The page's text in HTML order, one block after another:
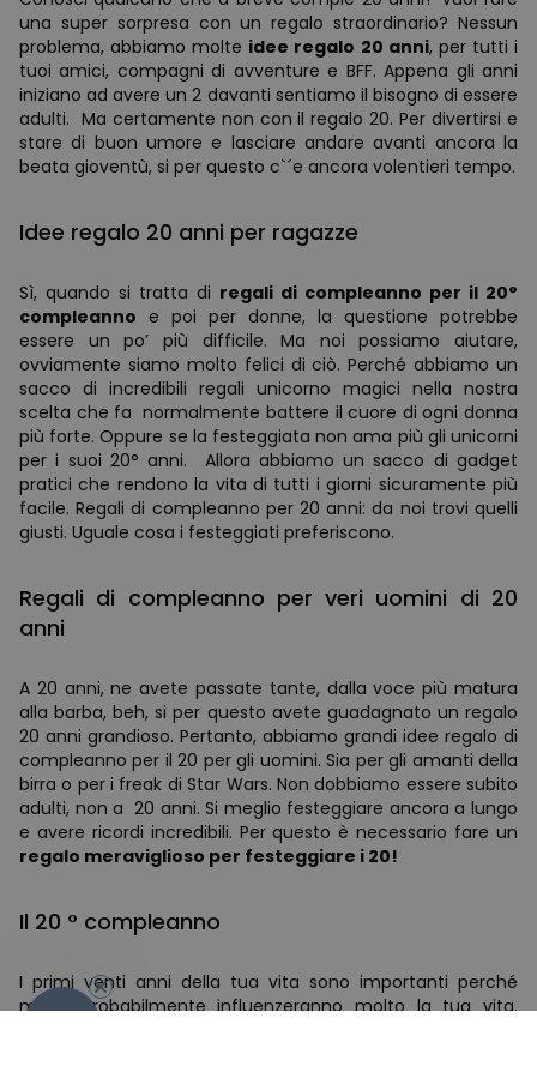
una super sorpresa con un regalo straordinario? Nessun
problema, abbiamo molte idee regalo 20 anni, per tutti i
tuoi amici, compagni di avventure e BFF. Appena gli anni
iniziano ad avere un 2 davanti sentiamo il bisogno di essere
adulti. Ma certamente non con il regalo 20. Per divertirsi e
stare di buon umore e lasciare andare avanti ancora la
beata gioventù, si per questo c`´e ancora volentieri tempo.
Idee regalo 20 anni per ragazze
Sì, quando si tratta di regali di compleanno per il 20°
compleanno e poi per donne, la questione potrebbe
essere un po’ più difficile. Ma noi possiamo aiutare,
ovviamente siamo molto felici di ciò. Perché abbiamo un
sacco di incredibili regali unicorno magici nella nostra
scelta che fa normalmente battere il cuore di ogni donna
più forte. Oppure se la festeggiata non ama più gli unicorni
per i suoi 20° anni. Allora abbiamo un sacco di gadget
pratici che rendono la vita di tutti i giorni sicuramente più
facile. Regali di compleanno per 20 anni: da noi trovi quelli
giusti. Uguale cosa i festeggiati preferiscono.
Regali di compleanno per veri uomini di 20
anni
A 20 anni, ne avete passate tante, dalla voce più matura
alla barba, beh, si per questo avete guadagnato un regalo
20 anni grandioso. Pertanto, abbiamo grandi idee regalo di
compleanno per il 20 per gli uomini. Sia per gli amanti della
birra o per i freak di Star Wars. Non dobbiamo essere subito
adulti, non a 20 anni. Si meglio festeggiare ancora a lungo
e avere ricordi incredibili. Per questo è necessario fare un
regalo meraviglioso per festeggiare i 20!
Il 20 ° compleanno
I primi venti anni della tua vita sono importanti perché
molto probabilmente influenzeranno molto la tua vita.